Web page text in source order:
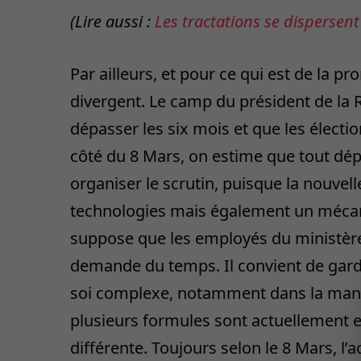
(Lire aussi : Les tractations se
Par ailleurs, et pour ce qui est de la
divergent. Le camp du président de la
dépasser les six mois et que les
côté du 8 Mars, on estime que tout
organiser le scrutin, puisque la
technologies mais également un
suppose que les employés du
demande du temps. Il convient de
soi complexe, notamment dans la
plusieurs formules sont actuellement
différente. Toujours selon le 8 Mars,